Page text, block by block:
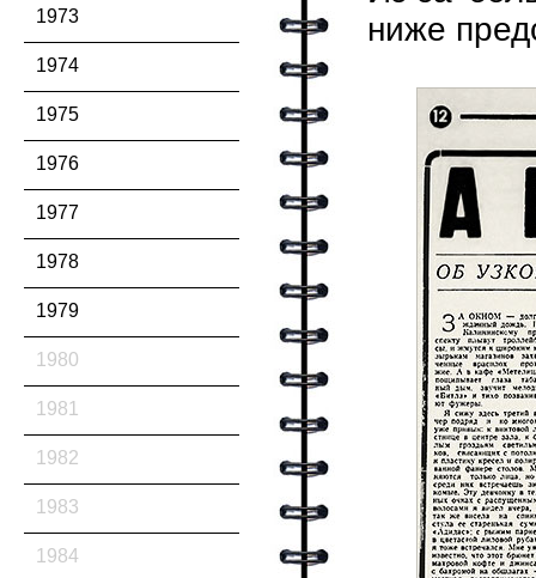
1973
1974
1975
1976
1977
1978
1979
1980
1981
1982
1983
1984
ниже